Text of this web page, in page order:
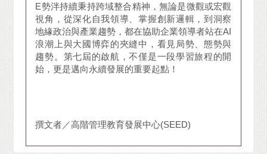
E勢泮持續秉持跨域整合精神，無論是微觀或宏觀
視角，從深化自我領導、掌握創新邏輯，到洞察
地緣政治與產業趨勢，都在協助企業領導者站在AI
浪潮上與大國博弈的夾縫中，看見局勢、態勢與
趨勢。第七屆的啟航，不僅是一段學習旅程的開
始，更是邁向永續發展的重要起點！
撰文者／高階管理教育發展中心(SEED)